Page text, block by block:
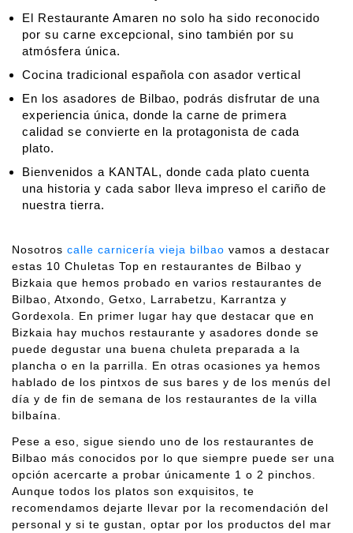
El Restaurante Amaren no solo ha sido reconocido
por su carne excepcional, sino también por su
atmósfera única.
Cocina tradicional española con asador vertical
En los asadores de Bilbao, podrás disfrutar de una
experiencia única, donde la carne de primera
calidad se convierte en la protagonista de cada
plato.
Bienvenidos a KANTAL, donde cada plato cuenta
una historia y cada sabor lleva impreso el cariño de
nuestra tierra.
Nosotros calle carnicería vieja bilbao vamos a destacar
estas 10 Chuletas Top en restaurantes de Bilbao y
Bizkaia que hemos probado en varios restaurantes de
Bilbao, Atxondo, Getxo, Larrabetzu, Karrantza y
Gordexola. En primer lugar hay que destacar que en
Bizkaia hay muchos restaurante y asadores donde se
puede degustar una buena chuleta preparada a la
plancha o en la parrilla. En otras ocasiones ya hemos
hablado de los pintxos de sus bares y de los menús del
día y de fin de semana de los restaurantes de la villa
bilbaína.
Pese a eso, sigue siendo uno de los restaurantes de
Bilbao más conocidos por lo que siempre puede ser una
opción acercarte a probar únicamente 1 o 2 pinchos.
Aunque todos los platos son exquisitos, te
recomendamos dejarte llevar por la recomendación del
personal y si te gustan, optar por los productos del mar